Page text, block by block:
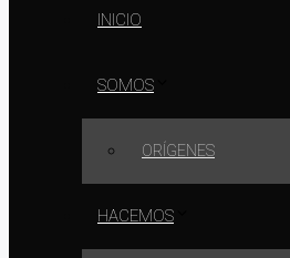
INICIO
SOMOS
ORÍGENES
HACEMOS